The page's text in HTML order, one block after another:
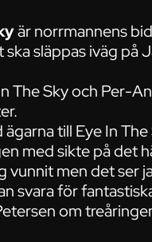
är norrmannens
släppas iväg på
The Sky och Per-
till Eye In
med sikte på det
vunnit men det ser
svara för
om